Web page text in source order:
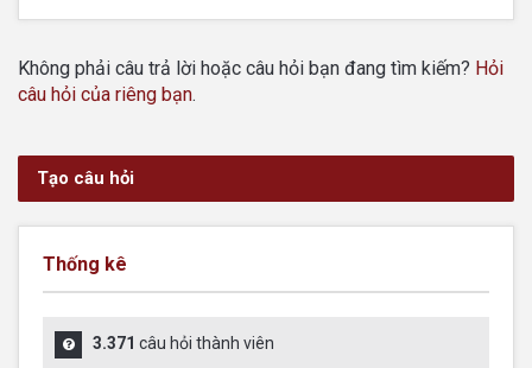
Không phải câu trả lời hoặc câu hỏi bạn đang tìm kiếm? Hỏi
câu hỏi của riêng bạn.
Tạo câu hỏi
Thống kê
3.371 câu hỏi thành viên